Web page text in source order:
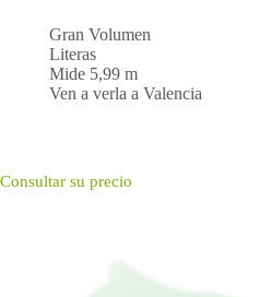
Gran Volumen
Literas
Mide 5,99 m
Ven a verla a Valencia
Consultar su precio